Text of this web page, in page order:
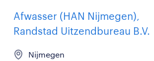
Afwasser (HAN Nijmegen),
Randstad Uitzendbureau B.V.
Nijmegen